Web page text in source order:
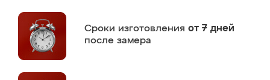
Сроки изготовления от 7 дней
после замера